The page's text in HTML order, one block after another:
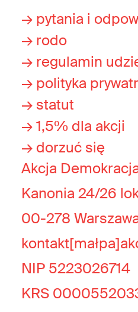
→ pytania i
→ rodo
→ regulamin
→ polityka
→ statut
→ 1,5% dla akcji
→ dorzuć się
Akcja
Kanonia 24/26
00-278
NIP 5223026714
KRS